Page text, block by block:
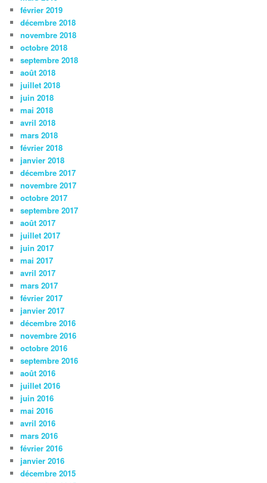
février 2019
décembre 2018
novembre 2018
octobre 2018
septembre 2018
août 2018
juillet 2018
juin 2018
mai 2018
avril 2018
mars 2018
février 2018
janvier 2018
décembre 2017
novembre 2017
octobre 2017
septembre 2017
août 2017
juillet 2017
juin 2017
mai 2017
avril 2017
mars 2017
février 2017
janvier 2017
décembre 2016
novembre 2016
octobre 2016
septembre 2016
août 2016
juillet 2016
juin 2016
mai 2016
avril 2016
mars 2016
février 2016
janvier 2016
décembre 2015